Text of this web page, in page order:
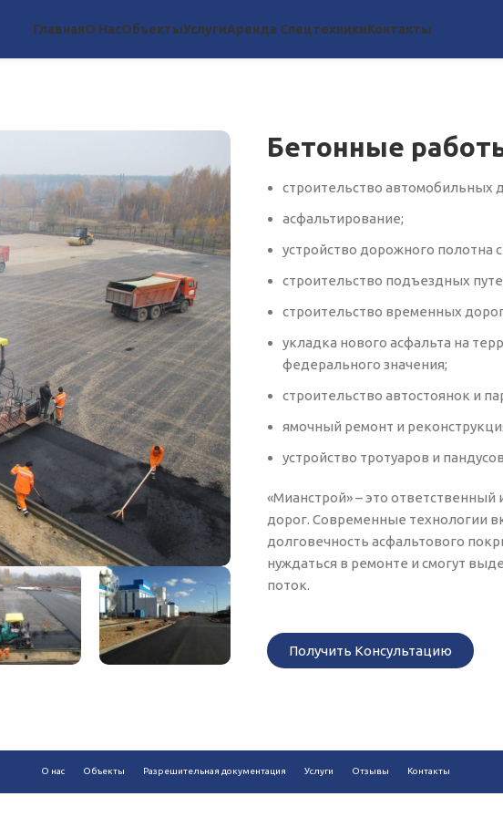
ГлавнаяО НасОбъектыУслугиАренда СпецтехникиКонтакты
Бетонные
строительство автомобильных
асфальтирование;
устройство дорожного полотна
строительство подъездных
строительство временных
укладка нового асфальта на
федерального значения;
строительство автостоянок и
ямочный ремонт и
устройство тротуаров и
«Мианстрой» – это
дорог. Современные технологии
долговечность асфальтового
нуждаться в ремонте и смогут
поток.
Получить Консультацию
О нас Объекты Разрешительная документация Услуги Отзывы Контакты